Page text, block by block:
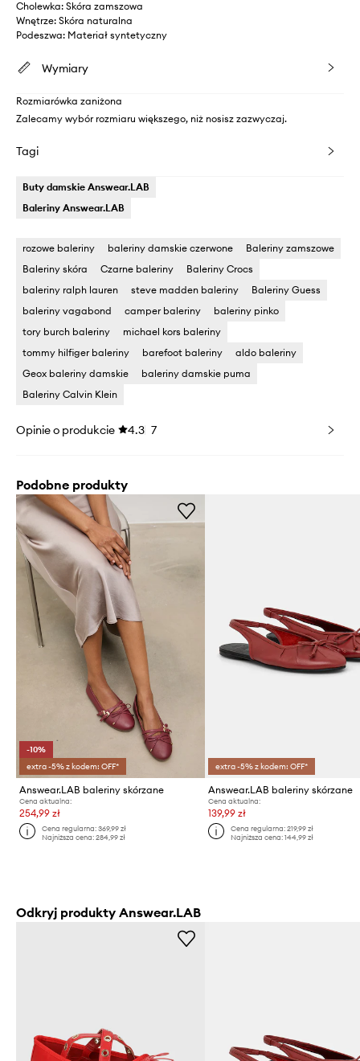
Cholewka: Skóra zamszowa
Wnętrze: Skóra naturalna
Podeszwa: Materiał syntetyczny
Wymiary
Rozmiarówka zaniżona
Zalecamy wybór rozmiaru większego, niż nosisz zazwyczaj.
Tagi
Buty damskie Answear.LAB
Baleriny Answear.LAB
rozowe baleriny baleriny damskie czerwone
Baleriny zamszowe
Baleriny skóra
Czarne baleriny
Baleriny Crocs
baleriny ralph lauren
steve madden baleriny
Baleriny Guess
baleriny vagabond
camper baleriny
baleriny pinko
tory burch baleriny
michael kors baleriny
tommy hilfiger baleriny
barefoot baleriny
aldo baleriny
Geox baleriny damskie
baleriny damskie puma
Baleriny Calvin Klein
Opinie o produkcie 4.3 7
Podobne produkty
-10%
extra -5% z kodem: OFF*
Answear.LAB baleriny skórzane
Cena aktualna:
254,99 zł
Cena regularna:369,99 zł
Najniższa cena:284,99 zł
extra -5% z kodem: OFF*
Answear.LAB baleriny skórzane
Cena aktualna:
139,99 zł
Cena regularna: 219,99 zł
Najniższa cena: 144,99 zł
Odkryj produkty Answear.LAB